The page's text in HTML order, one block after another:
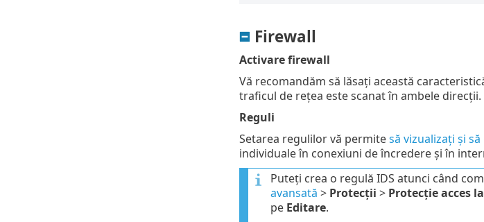
Firewall
Activare firewall
Vă recomandăm să lăsați această
traficul de rețea este scanat în ambele direcții.
Reguli
Setarea regulilor vă permitesă vizualizați și
individuale în conexiuni de încredere și în
Puteți crea o regulă IDS atunci când
avansată > Protecții > Protecție acces
pe Editare.